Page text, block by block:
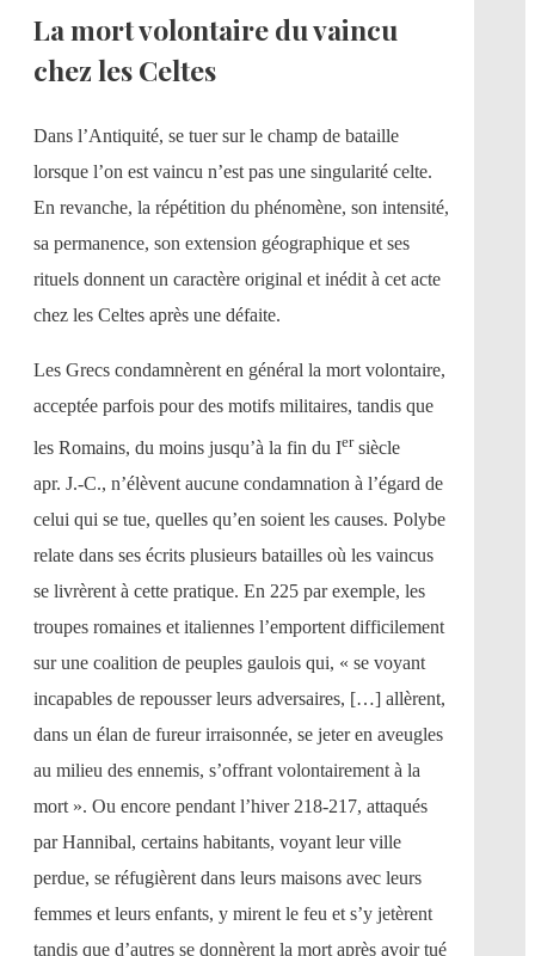
La mort volontaire du vaincu
chez les Celtes
Dans l’Antiquité, se tuer sur le champ de bataille
lorsque l’on est vaincu n’est pas une singularité celte.
En revanche, la répétition du phénomène, son intensité,
sa permanence, son extension géographique et ses
rituels donnent un caractère original et inédit à cet acte
chez les Celtes après une défaite.
Les Grecs condamnèrent en général la mort volontaire,
acceptée parfois pour des motifs militaires, tandis que
les Romains, du moins jusqu’à la fin du Iersiècle
apr. J.-C., n’élèvent aucune condamnation à l’égard de
celui qui se tue, quelles qu’en soient les causes. Polybe
relate dans ses écrits plusieurs batailles où les vaincus
se livrèrent à cette pratique. En 225 par exemple, les
troupes romaines et italiennes l’emportent difficilement
sur une coalition de peuples gaulois qui, « se voyant
incapables de repousser leurs adversaires, […] allèrent,
dans un élan de fureur irraisonnée, se jeter en aveugles
au milieu des ennemis, s’offrant volontairement à la
mort ». Ou encore pendant l’hiver 218-217, attaqués
par Hannibal, certains habitants, voyant leur ville
perdue, se réfugièrent dans leurs maisons avec leurs
femmes et leurs enfants, y mirent le feu et s’y jetèrent
tandis que d’autres se donnèrent la mort après avoir tué